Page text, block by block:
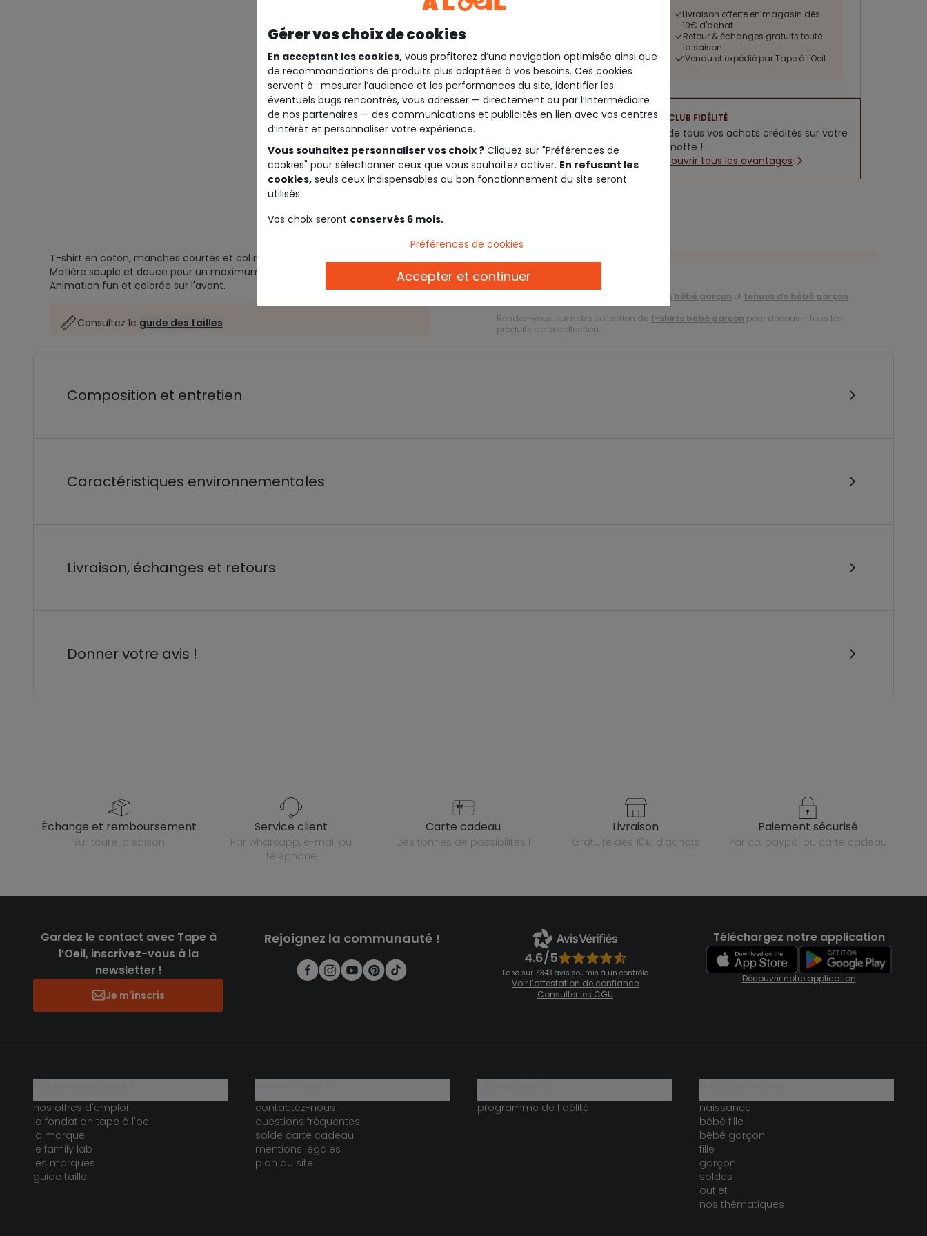
Livraison offerte en magasin dès
10€ d'achat
Retour & échanges gratuits toute
la saison
Vendu et expédié par Tape à l'Oeil
CLUB FIDÉLITÉ
5% de tous vos achats crédités sur votre
cagnotte !
Découvrir tous les avantages
Description
T-shirt en coton, manches courtes et col rond élastiqué.
Matière souple et douce pour un maximum de confort.
Animation fun et colorée sur l'avant.
Consultez le guide des tailles
Ref. 90864_01033
vêtements bébé garçon et tenues de bébé garçon.
Rendez-vous sur notre collection de t-shirts bébé garçon pour découvrir tous les
produits de la collection.
Composition et entretien
Caractéristiques environnementales
Livraison, échanges et retours
Donner votre avis !
échange et remboursement
sur toute la saison
service client
par whatsapp, e-mail ou
téléphone
carte cadeau
des tonnes de possibilités !
livraison
gratuite dès 10€ d'achats
paiement sécurisé
par cb, paypal ou carte cadeau
Gardez le contact avec Tape à
l’Oeil, inscrivez-vous à la
newsletter !
Je m'inscris
Rejoignez la communauté !
4.6/5
Basé sur 7 343 avis soumis à un contrôle
Voir l’attestation de confiance
Consulter les CGU
Téléchargez notre application
Découvrir notre application
nos offres d'emploi
la fondation tape à l'oeil
la marque
le family lab
les marques
guide taille
contactez-nous
questions fréquentes
solde carte cadeau
mentions légales
plan du site
programme de fidélité
naissance
bébé fille
bébé garçon
fille
garçon
soldes
outlet
nos thématiques
Gérer vos choix de cookies
En acceptant les cookies, vous profiterez d’une navigation optimisée ainsi que
de recommandations de produits plus adaptées à vos besoins. Ces cookies
servent à : mesurer l’audience et les performances du site, identifier les
éventuels bugs rencontrés, vous adresser — directement ou par l’intermédiaire
de nos partenaires — des communications et publicités en lien avec vos centres
d’intérêt et personnaliser votre expérience.
Vous souhaitez personnaliser vos choix ? Cliquez sur "Préférences de
cookies" pour sélectionner ceux que vous souhaitez activer. En refusant les
cookies, seuls ceux indispensables au bon fonctionnement du site seront
utilisés.
Vos choix seront conservés 6 mois.
Préférences de cookies
Accepter et continuer